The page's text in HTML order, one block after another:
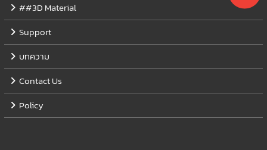
##3D Material
Support
บทความ
Contact Us
Policy